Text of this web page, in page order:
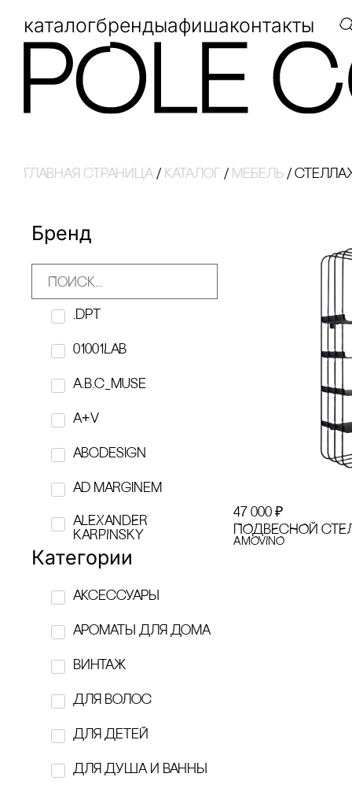
каталогбрендыафишаконтакты
Главная страница / Каталог / Мебель /
Бренд
.dpt
01001LAB
a.b.c_muse
A+V
ABCdesign
Ad Marginem
ALEXANDER
KARPINSKY
AMOVINO
ANNA RYMAR
APOTROPEY
ASSOULINE
Belugin Sam
BOBBER
‎Breechka Magazine
Категории
аксессуары
ароматы для дома
винтаж
Для волос
для детей
для душа и ванны
47 000 ₽
ПОДВЕсНОЙ
AMOVINO